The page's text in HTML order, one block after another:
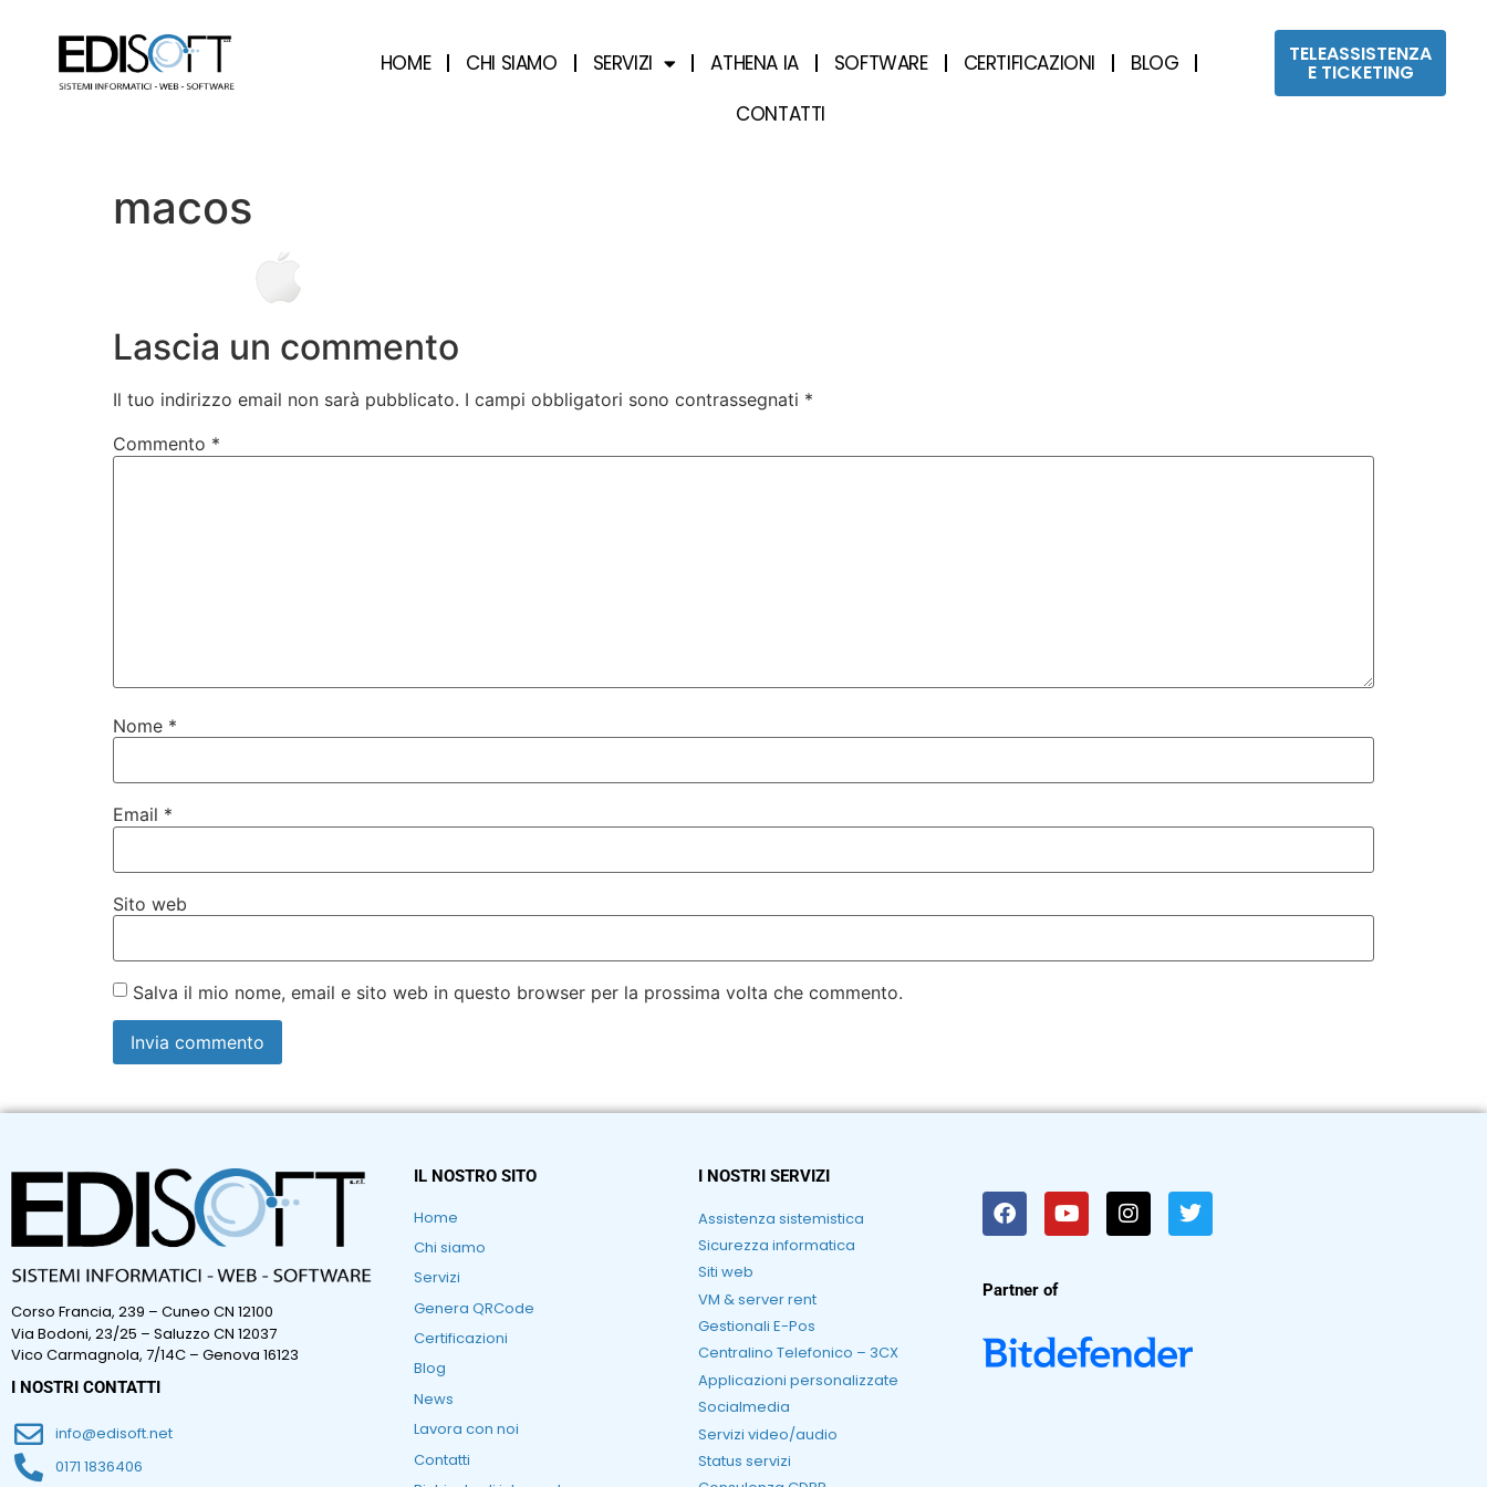
HOME CHI SIAMO SERVIZI ATHENA IA SOFTWARE CERTIFICAZIONI
BLOG
CONTATTI
TELEASSISTENZA
E TICKETING
macos
Lascia un commento
Il tuo indirizzo email non sarà pubblicato. I campi obbligatori sono contrassegnati *
Commento *
Nome *
Email *
Sito web
Salva il mio nome, email e sito web in questo browser per la prossima volta che commento.
Corso Francia, 239 – Cuneo CN 12100
Via Bodoni, 23/25 – Saluzzo CN 12037
Vico Carmagnola, 7/14C – Genova 16123
I NOSTRI CONTATTI
info@edisoft.net
0171 1836406
IL NOSTRO SITO
Home
Chi siamo
Servizi
Genera QRCode
Certificazioni
Blog
News
Lavora con noi
Contatti
I NOSTRI SERVIZI
Assistenza sistemistica
Sicurezza informatica
Siti web
VM & server rent
Gestionali E-Pos
Centralino Telefonico – 3CX
Applicazioni personalizzate
Socialmedia
Servizi video/audio
Status servizi
Partner of